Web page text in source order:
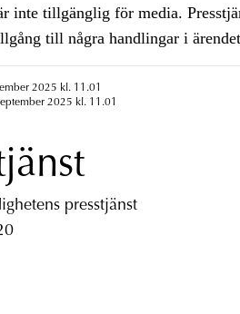
inte tillgänglig för media.
till några handlingar i
2025 kl. 11.01
2025 kl. 11.01
presstjänst